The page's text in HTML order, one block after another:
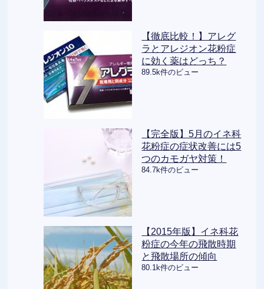
【徹底比較！】アレグ
ラとアレジオン花粉症
に効く薬はどっち？
89.5k件のビュー
【完全版】5月のイネ科
花粉症の症状改善には5
つのカモガヤ対策！
84.7k件のビュー
【2015年版】イネ科花
粉症の今年の飛散時期
と飛散場所の傾向
80.1k件のビュー